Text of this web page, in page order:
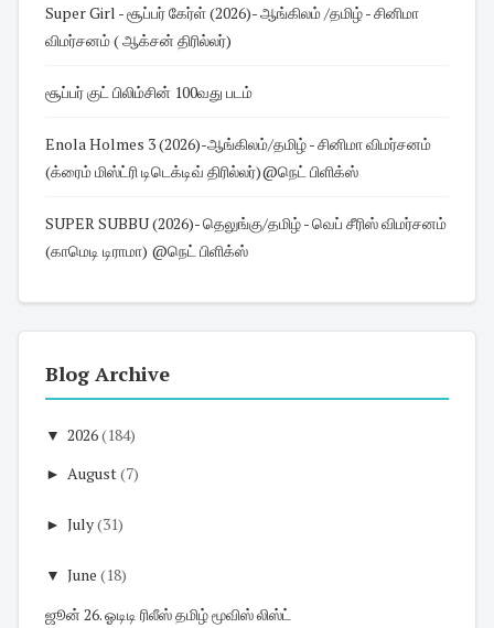
Super Girl - சூப்பர் கேர்ள் (2026)- ஆங்கிலம் /தமிழ் - சினிமா
விமர்சனம் ( ஆக்சன் திரில்லர்)
சூப்பர் குட் பிலிம்சின் 100வது படம்
Enola Holmes 3 (2026)-ஆங்கிலம்/தமிழ் - சினிமா விமர்சனம்
(க்ரைம் மிஸ்ட்ரி டிடெக்டிவ் திரில்லர்)@நெட் பிளிக்ஸ்
SUPER SUBBU (2026)- தெலுங்கு/தமிழ் - வெப் சீரிஸ் விமர்சனம்
(காமெடி டிராமா) @நெட் பிளிக்ஸ்
Blog Archive
▼ 2026(184)
► August(7)
► July(31)
▼ June (18)
ஜூன் 26. ஓடிடி ரிலீஸ் தமிழ் மூவிஸ் லிஸ்ட்